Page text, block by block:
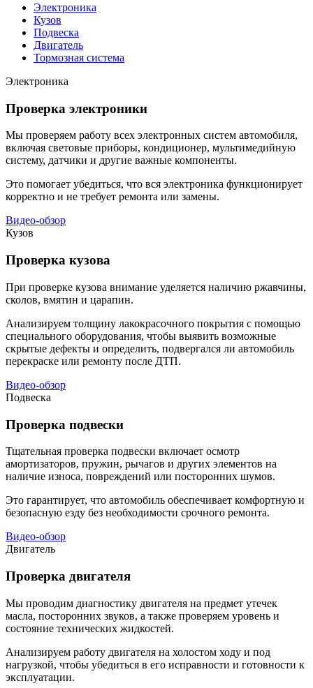
Электроника
Кузов
Подвеска
Двигатель
Тормозная система
Электроника
Проверка электроники
Мы проверяем работу всех электронных систем автомобиля,
включая световые приборы, кондиционер, мультимедийную
систему, датчики и другие важные компоненты.
Это помогает убедиться, что вся электроника функционирует
корректно и не требует ремонта или замены.
Видео-обзор
Кузов
Проверка кузова
При проверке кузова внимание уделяется наличию ржавчины,
сколов, вмятин и царапин.
Анализируем толщину лакокрасочного покрытия с помощью
специального оборудования, чтобы выявить возможные
скрытые дефекты и определить, подвергался ли автомобиль
перекраске или ремонту после ДТП.
Видео-обзор
Подвеска
Проверка подвески
Тщательная проверка подвески включает осмотр
амортизаторов, пружин, рычагов и других элементов на
наличие износа, повреждений или посторонних шумов.
Это гарантирует, что автомобиль обеспечивает комфортную и
безопасную езду без необходимости срочного ремонта.
Видео-обзор
Двигатель
Проверка двигателя
Мы проводим диагностику двигателя на предмет утечек
масла, посторонних звуков, а также проверяем уровень и
состояние технических жидкостей.
Анализируем работу двигателя на холостом ходу и под
нагрузкой, чтобы убедиться в его исправности и готовности к
эксплуатации.